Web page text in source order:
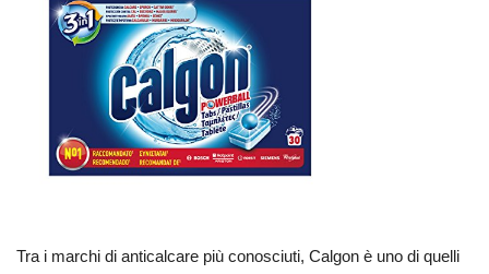
Tra i marchi di anticalcare più conosciuti, Calgon è uno di quelli